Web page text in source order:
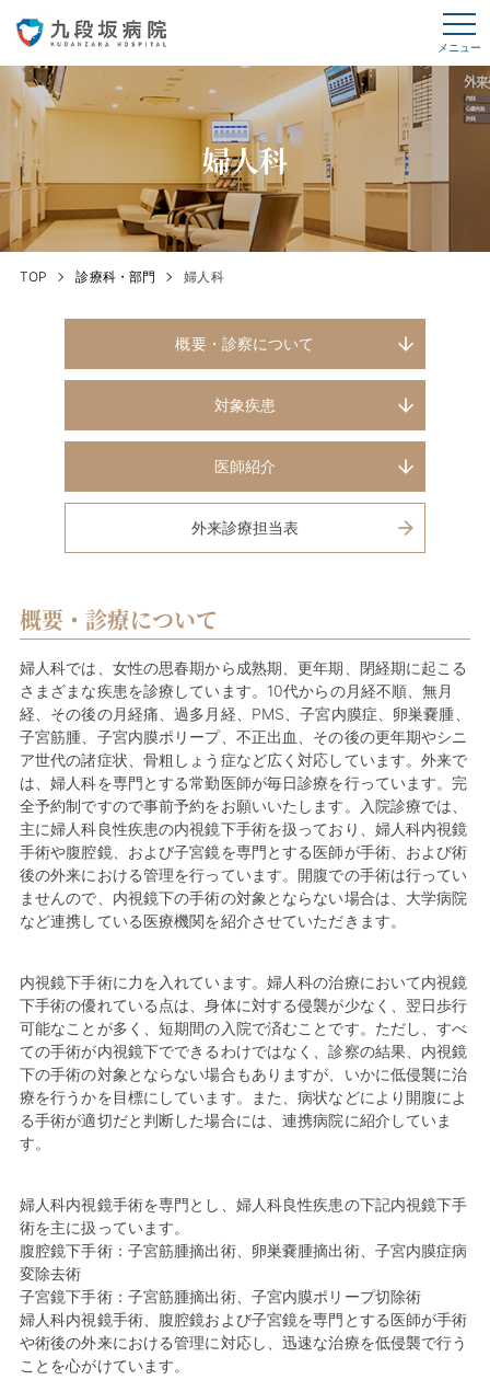
メニュー
婦人科
TOP 診療科・部門 婦人科
概要・診察について
対象疾患
医師紹介
外来診療担当表
概要・診療について
婦人科では、女性の思春期から成熟期、更年期、閉経期に起こる
さまざまな疾患を診療しています。10代からの月経不順、無月
経、その後の月経痛、過多月経、PMS、子宮内膜症、卵巣嚢腫、
子宮筋腫、子宮内膜ポリープ、不正出血、その後の更年期やシニ
ア世代の諸症状、骨粗しょう症など広く対応しています。外来で
は、婦人科を専門とする常勤医師が毎日診療を行っています。完
全予約制ですので事前予約をお願いいたします。入院診療では、
主に婦人科良性疾患の内視鏡下手術を扱っており、婦人科内視鏡
手術や腹腔鏡、および子宮鏡を専門とする医師が手術、および術
後の外来における管理を行っています。開腹での手術は行ってい
ませんので、内視鏡下の手術の対象とならない場合は、大学病院
など連携している医療機関を紹介させていただきます。
内視鏡下手術に力を入れています。婦人科の治療において内視鏡
下手術の優れている点は、身体に対する侵襲が少なく、翌日歩行
可能なことが多く、短期間の入院で済むことです。ただし、すべ
ての手術が内視鏡下でできるわけではなく、診察の結果、内視鏡
下の手術の対象とならない場合もありますが、いかに低侵襲に治
療を行うかを目標にしています。また、病状などにより開腹によ
る手術が適切だと判断した場合には、連携病院に紹介していま
す。
婦人科内視鏡手術を専門とし、婦人科良性疾患の下記内視鏡下手
術を主に扱っています。
腹腔鏡下手術：子宮筋腫摘出術、卵巣嚢腫摘出術、子宮内膜症病
変除去術
子宮鏡下手術：子宮筋腫摘出術、子宮内膜ポリープ切除術
婦人科内視鏡手術、腹腔鏡および子宮鏡を専門とする医師が手術
や術後の外来における管理に対応し、迅速な治療を低侵襲で行う
ことを心がけています。